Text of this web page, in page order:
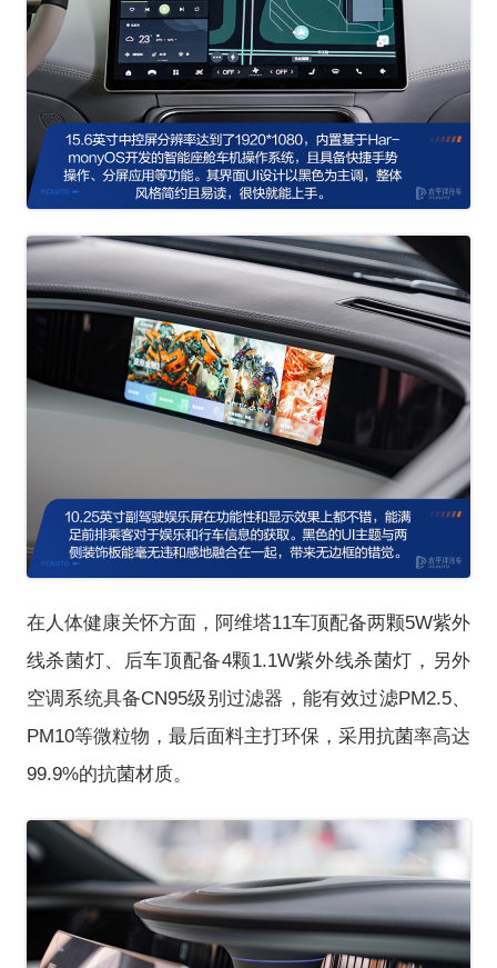
在人体健康关怀方面，阿维塔11车顶配备两颗5W紫外
线杀菌灯、后车顶配备4颗1.1W紫外线杀菌灯，另外
空调系统具备CN95级别过滤器，能有效过滤PM2.5、
PM10等微粒物，最后面料主打环保，采用抗菌率高达
99.9%的抗菌材质。